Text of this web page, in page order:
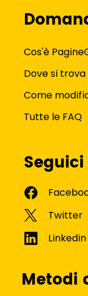
Cos'è
Dove si
Come
Tutte le FAQ
Metodi